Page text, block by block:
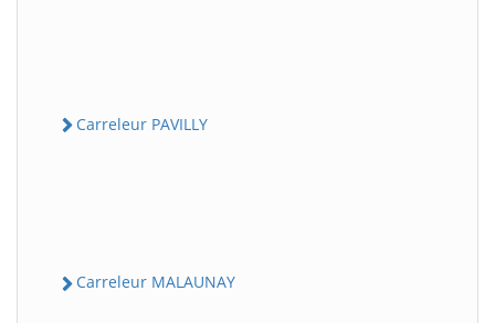
Carreleur PAVILLY
Carreleur MALAUNAY